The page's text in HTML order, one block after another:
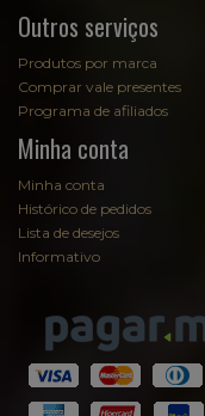
Outros serviços
Produtos por marca
Comprar vale presentes
Programa de afiliados
Minha conta
Minha conta
Histórico de pedidos
Lista de desejos
Informativo